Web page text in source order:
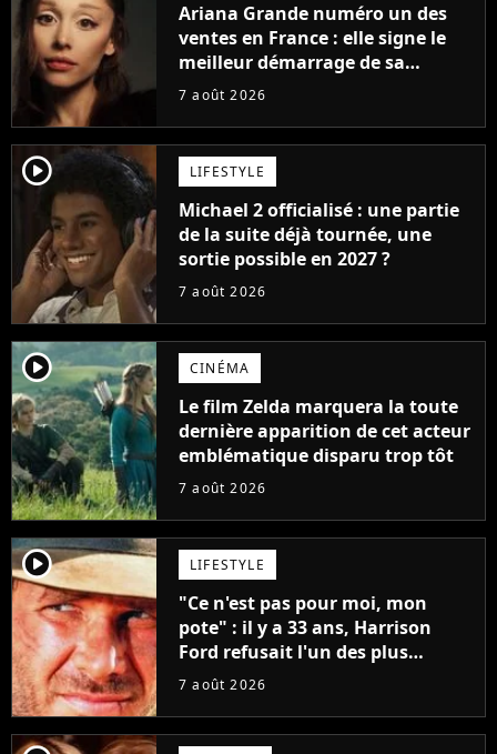
Ariana Grande numéro un des
ventes en France : elle signe le
meilleur démarrage de sa
carrière avec son album Petal
7 août 2026
player2 LIFESTYLE
Michael 2 officialisé : une partie
de la suite déjà tournée, une
sortie possible en 2027 ?
7 août 2026
player2 CINÉMA
Le film Zelda marquera la toute
dernière apparition de cet acteur
emblématique disparu trop tôt
7 août 2026
player2 LIFESTYLE
"Ce n'est pas pour moi, mon
pote" : il y a 33 ans, Harrison
Ford refusait l'un des plus
grands succès de tous les temps
7 août 2026